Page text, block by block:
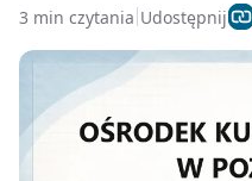
3 min czytania Udostępnij